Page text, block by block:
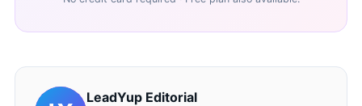
LeadYup Editorial